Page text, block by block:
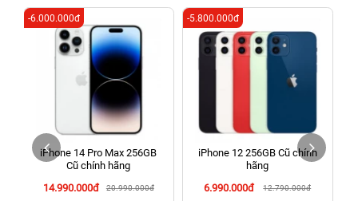
326 Lê Văn Việt, Tăng Nhơn Phú, Hồ Chí Minh (Q.9 TP. Thủ
Đức cũ)
256 Võ Văn Ngân, Thủ Đức, Hồ Chí Minh (Bình Thọ, TP. Thủ
70 Nguyễn An Ninh, Dĩ An, Hồ Chí Minh (Bình Dương Cũ)
24h Vũng Tàu: 162A Ba Cu, Vũng Tàu, Hồ Chí Minh (TP. Vũng
Tàu cũ)
198 Hoàng Văn Thụ, Tân Sơn Nhất, Hồ Chí Minh (Tân Bình
iPhone 14 Pro Max 256GB
Cũ chính hãng
14.990.000đ
20.990.000đ
-6.000.000đ
iPhone 12 256GB Cũ chính
hãng
6.990.000đ
12.790.000đ
-5.800.000đ